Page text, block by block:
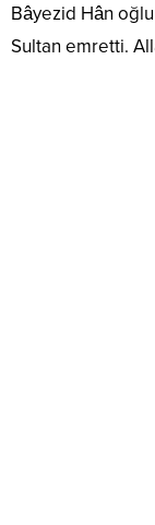
Bâyezid Hân oğlu
Sultan emretti.